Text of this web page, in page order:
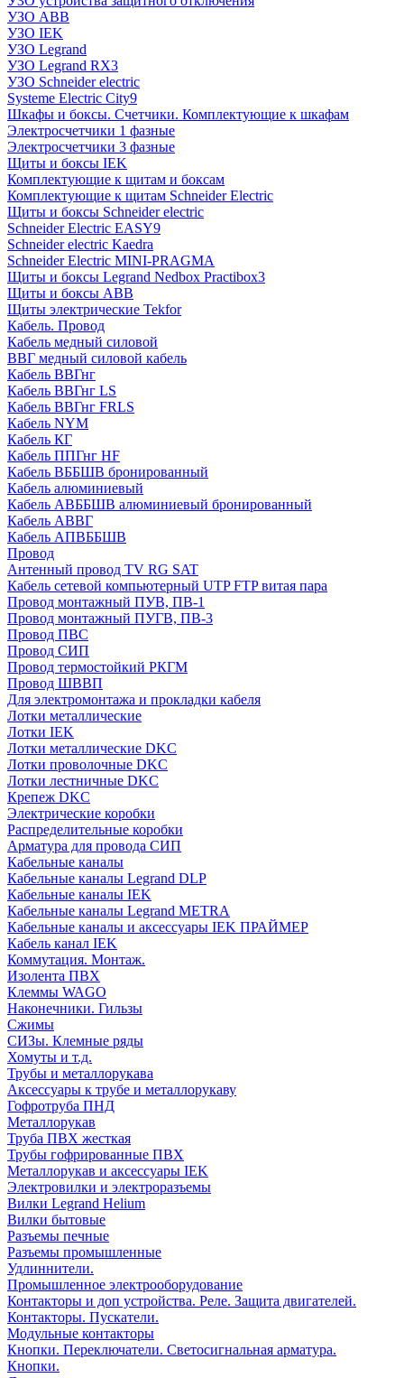
УЗО ABB
УЗО IEK
УЗО Legrand
УЗО Legrand RX3
УЗО Schneider electric
Systeme Electric City9
Шкафы и боксы. Счетчики. Комплектующие к шкафам
Электросчетчики 1 фазные
Электросчетчики 3 фазные
Щиты и боксы IEK
Комплектующие к щитам и боксам
Комплектующие к щитам Schneider Electric
Щиты и боксы Schneider electric
Schneider Electric EASY9
Schneider electric Kaedra
Schneider Electric MINI-PRAGMA
Щиты и боксы Legrand Nedbox Practibox3
Щиты и боксы ABB
Щиты электрические Tekfor
Кабель. Провод
Кабель медный силовой
ВВГ медный силовой кабель
Кабель ВВГнг
Кабель ВВГнг LS
Кабель ВВГнг FRLS
Кабель NYM
Кабель КГ
Кабель ППГнг HF
Кабель ВББШВ бронированный
Кабель алюминиевый
Кабель АВББШВ алюминиевый бронированный
Кабель АВВГ
Кабель АПВББШВ
Провод
Антенный провод TV RG SAT
Кабель сетевой компьютерный UTP FTP витая пара
Провод монтажный ПУВ, ПВ-1
Провод монтажный ПУГВ, ПВ-3
Провод ПВС
Провод СИП
Провод термостойкий РКГМ
Провод ШВВП
Для электромонтажа и прокладки кабеля
Лотки металлические
Лотки IEK
Лотки металлические DKC
Лотки проволочные DKC
Лотки лестничные DKC
Крепеж DKC
Электрические коробки
Распределительные коробки
Арматура для провода СИП
Кабельные каналы
Кабельные каналы Legrand DLP
Кабельные каналы IEK
Кабельные каналы Legrand METRA
Кабельные каналы и аксессуары IEK ПРАЙМЕР
Кабель канал IEK
Коммутация. Монтаж.
Изолента ПВХ
Клеммы WAGO
Наконечники. Гильзы
Сжимы
СИЗы. Клемные ряды
Хомуты и т.д.
Трубы и металлорукава
Аксессуары к трубе и металлорукаву
Гофротруба ПНД
Металлорукав
Труба ПВХ жесткая
Трубы гофрированные ПВХ
Металлорукав и аксессуары IEK
Электровилки и электроразъемы
Вилки Legrand Helium
Вилки бытовые
Разъемы печные
Разъемы промышленные
Удлиннители.
Промышленное электрооборудование
Контакторы и доп устройства. Реле. Защита двигателей.
Контакторы. Пускатели.
Модульные контакторы
Кнопки. Переключатели. Светосигнальная арматура.
Кнопки.